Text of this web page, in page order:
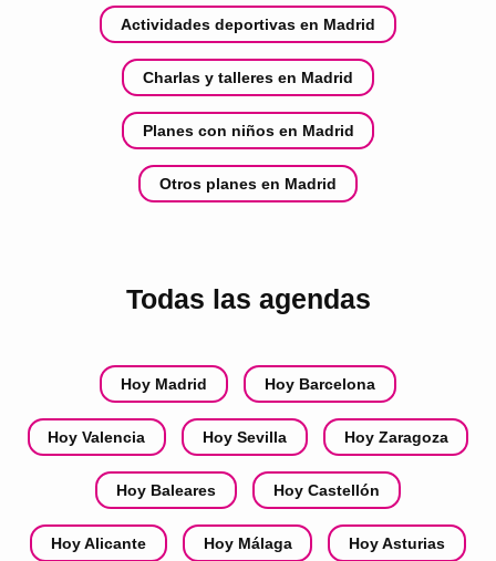
Actividades deportivas en Madrid
Charlas y talleres en Madrid
Planes con niños en Madrid
Otros planes en Madrid
Todas las agendas
Hoy Madrid Hoy Barcelona
Hoy Valencia Hoy Sevilla Hoy Zaragoza
Hoy Baleares Hoy Castellón
Hoy Alicante Hoy Málaga Hoy Asturias